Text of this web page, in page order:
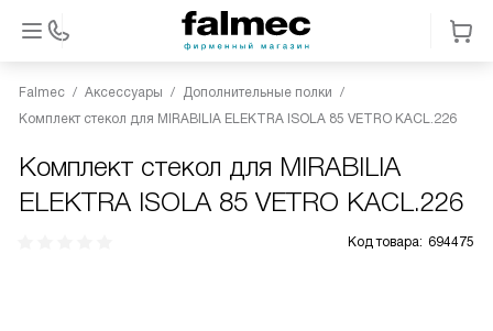
Falmec Аксессуары
Дополнительные полки
Комплект стекол для MIRABILIA ELEKTRA ISOLA 85 VETRO KACL.226
Комплект стекол для MIRABILIA
ELEKTRA ISOLA 85 VETRO KACL.226
Код товара: 694475